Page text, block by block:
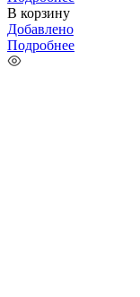
В корзину
Добавлено
Подробнее